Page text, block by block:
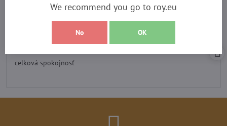
Recenzia heureka
Hodnotenie:
celková spokojnosť
We recommend you go to roy.eu
No OK